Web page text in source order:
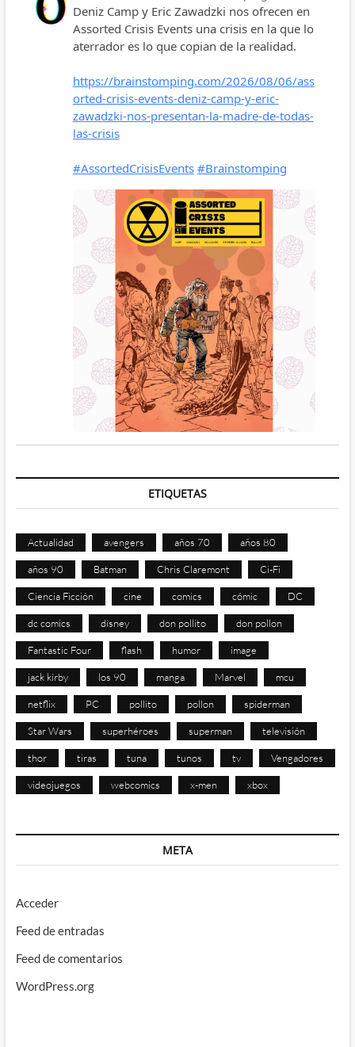
ETIQUETAS
Actualidad avengers años 70 años 80
años 90 Batman Chris Claremont Ci-Fi
Ciencia Ficción cine comics cómic DC
dc comics disney don pollito don pollon
Fantastic Four flash humor image
jack kirby los 90 manga Marvel mcu
netflix PC pollito pollon spiderman
Star Wars superhéroes superman televisión
thor tiras tuna tunos tv Vengadores
videojuegos webcomics x-men xbox
META
Acceder
Feed de entradas
Feed de comentarios
WordPress.org